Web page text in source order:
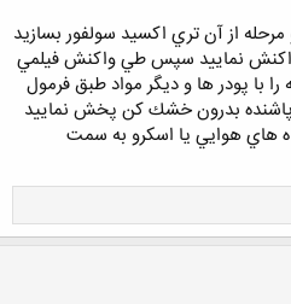
از آن تري اكسيد سولفور بسازيد
واكنش نماييد سپس طي واكنش فيلمي
با پودر ها و ديگر مواد طبق فرمول
پاشنده بدرون خشك كن پخش نماييد
هاي هوايي يا اسكرو به سمت